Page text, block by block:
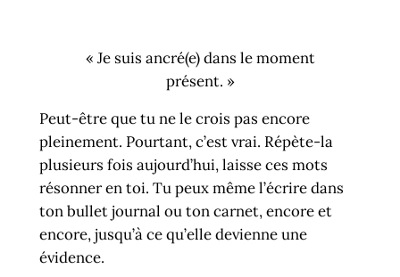
« Je suis ancré(e) dans le moment
présent. »
Peut-être que tu ne le crois pas encore
pleinement. Pourtant, c’est vrai. Répète-la
plusieurs fois aujourd’hui, laisse ces mots
résonner en toi. Tu peux même l’écrire dans
ton bullet journal ou ton carnet, encore et
encore, jusqu’à ce qu’elle devienne une
évidence.